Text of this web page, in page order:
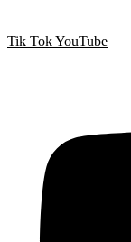
Tik TokYouTube